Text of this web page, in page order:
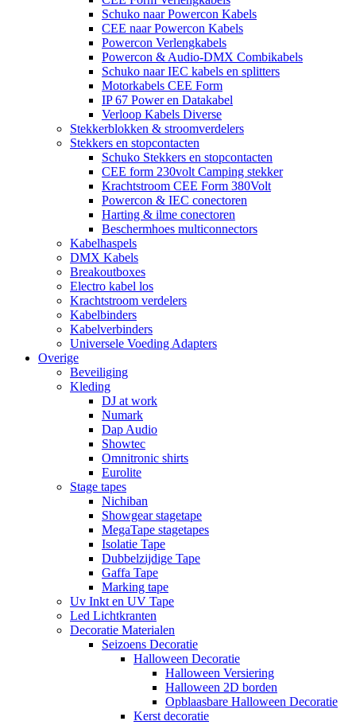
Schuko naar Powercon Kabels
CEE naar Powercon Kabels
Powercon Verlengkabels
Powercon & Audio-DMX Combikabels
Schuko naar IEC kabels en splitters
Motorkabels CEE Form
IP 67 Power en Datakabel
Verloop Kabels Diverse
Stekkerblokken & stroomverdelers
Stekkers en stopcontacten
Schuko Stekkers en stopcontacten
CEE form 230volt Camping stekker
Krachtstroom CEE Form 380Volt
Powercon & IEC conectoren
Harting & ilme conectoren
Beschermhoes multiconnectors
Kabelhaspels
DMX Kabels
Breakoutboxes
Electro kabel los
Krachtstroom verdelers
Kabelbinders
Kabelverbinders
Universele Voeding Adapters
Overige
Beveiliging
Kleding
DJ at work
Numark
Dap Audio
Showtec
Omnitronic shirts
Eurolite
Stage tapes
Nichiban
Showgear stagetape
MegaTape stagetapes
Isolatie Tape
Dubbelzijdige Tape
Gaffa Tape
Marking tape
Uv Inkt en UV Tape
Led Lichtkranten
Decoratie Materialen
Seizoens Decoratie
Halloween Decoratie
Halloween Versiering
Halloween 2D borden
Opblaasbare Halloween Decoratie
Kerst decoratie